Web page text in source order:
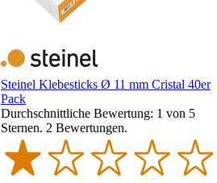
Steinel Klebesticks Ø 11 mm Cristal 40er
Pack
Durchschnittliche Bewertung: 1 von 5
Sternen. 2 Bewertungen.